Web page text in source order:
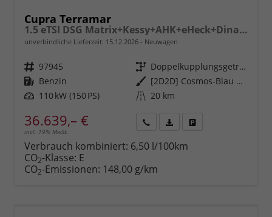
Cupra Terramar
1.5 eTSI DSG Matrix+Kessy+AHK+eHeck+Dinamica+CarPlay+eHeck+GV5
unverbindliche Lieferzeit: 15.12.2026 Neuwagen
Fahrzeugnr. 97945 Getriebe
Doppelkupplungsgetriebe (DSG)
Kraftstoff Benzin Außenfarbe
[2D2D] Cosmos-Blau Metallic
Leistung 110 kW (150 PS) Kilometerstand 20 km
36.639,– €
incl. 19% MwSt.
anfordern
Datei,
Verbrauch kombiniert: 6,50 l/100km
CO2-Klasse: E
CO2-Emissionen: 148,00 g/km